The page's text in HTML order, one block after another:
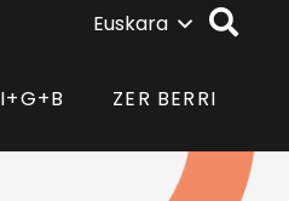
Euskara
I+G+B ZER BERRI